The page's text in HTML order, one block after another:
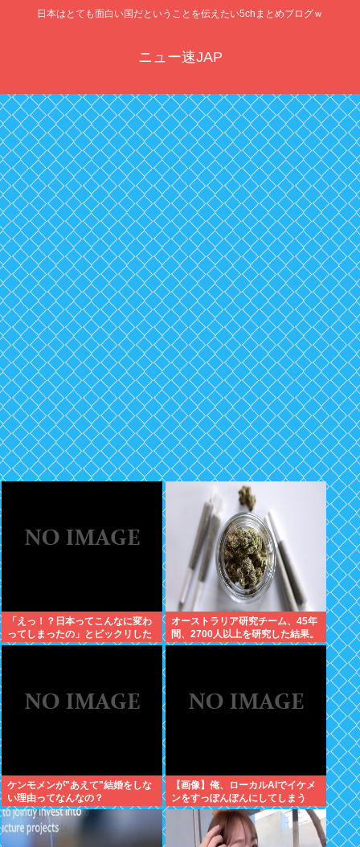
日本はとても面白い国だということを伝えたい5chまとめブログｗ
ニュー速JAP
「えっ！？日本ってこんなに変わ
ってしまったの」とビックリした
こと
オーストラリア研究チーム、45年
間、2700人以上を研究した結果。
大麻に有益な効果はほとんどな
ケンモメンが"あえて"結婚をしな
い理由ってなんなの？
【画像】俺、ローカルAIでイケメ
ンをすっぽんぽんにしてしまう
www